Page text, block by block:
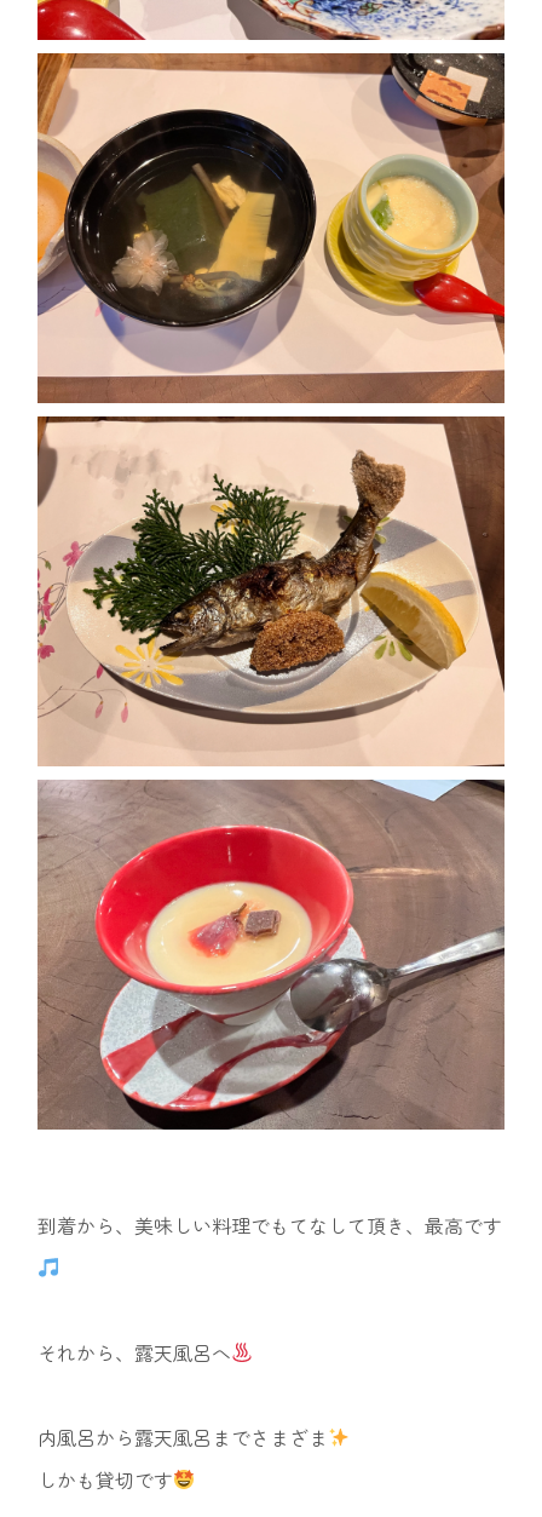
到着から、美味しい料理でもてなして頂き、最高です
それから、露天風呂へ
内風呂から露天風呂までさまざま
しかも貸切です